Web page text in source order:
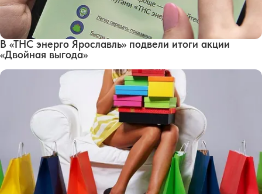
В «ТНС энерго Ярославль» подвели итоги акции
«Двойная выгода»